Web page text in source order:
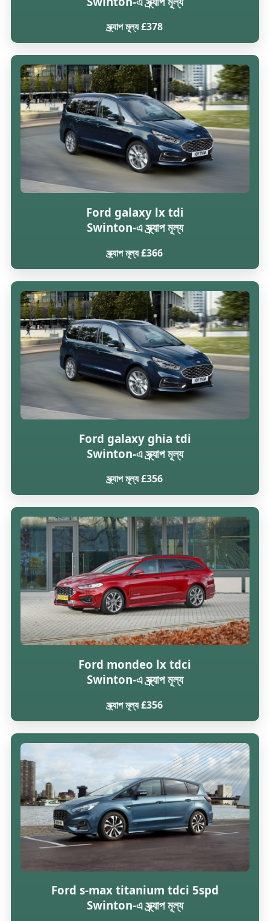
স্ক্র্যাপ মূল্য £378
Ford galaxy lx tdi
Swinton-এ স্ক্র্যাপ মূল্য
স্ক্র্যাপ মূল্য £366
Ford galaxy ghia tdi
Swinton-এ স্ক্র্যাপ মূল্য
স্ক্র্যাপ মূল্য £356
Ford mondeo lx tdci
Swinton-এ স্ক্র্যাপ মূল্য
স্ক্র্যাপ মূল্য £356
Ford s-max titanium tdci 5spd
Swinton-এ স্ক্র্যাপ মূল্য